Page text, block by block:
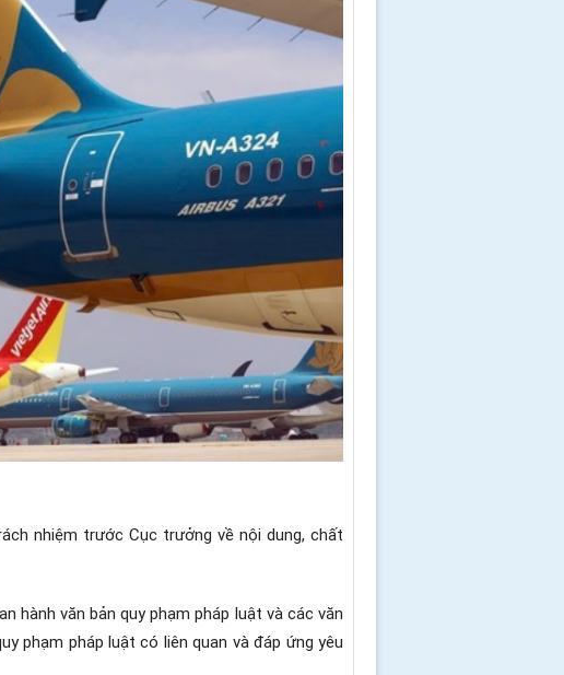
nhiệm trước Cục trưởng về nội dung, chất
hành văn bản quy phạm pháp luật và các văn
phạm pháp luật có liên quan và đáp ứng yêu